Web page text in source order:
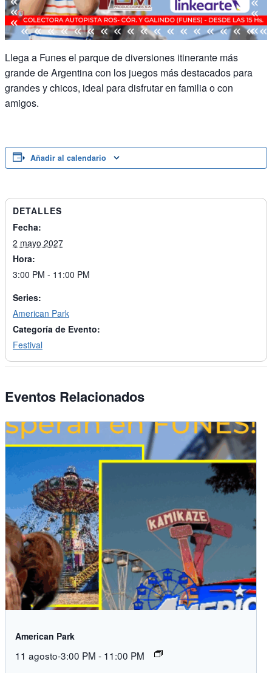
Llega a Funes el parque de diversiones itinerante más
grande de Argentina con los juegos más destacados para
grandes y chicos, ideal para disfrutar en familia o con
amigos.
Añadir al calendario
DETALLES
Fecha:
2 mayo 2027
Hora:
3:00 PM - 11:00 PM
Series:
American Park
Categoría de Evento:
Festival
Eventos Relacionados
American Park
11 agosto-3:00 PM - 11:00 PM